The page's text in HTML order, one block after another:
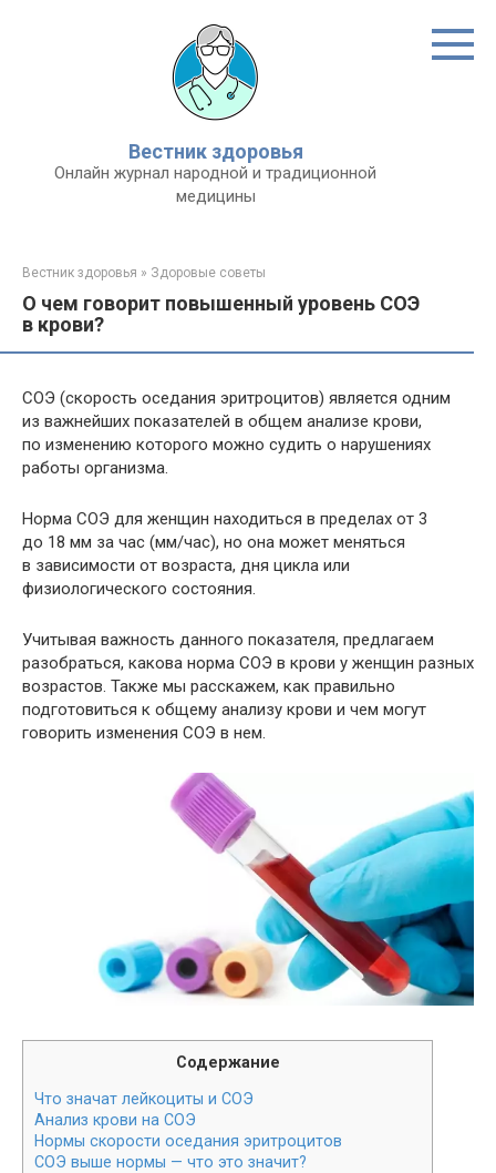
Вестник здоровья
Онлайн журнал народной и традиционной
медицины
Вестник здоровья » Здоровые советы
О чем говорит повышенный уровень СОЭ
в крови?
СОЭ (скорость оседания эритроцитов) является одним
из важнейших показателей в общем анализе крови,
по изменению которого можно судить о нарушениях
работы организма.
Норма СОЭ для женщин находиться в пределах от 3
до 18 мм за час (мм/час), но она может меняться
в зависимости от возраста, дня цикла или
физиологического состояния.
Учитывая важность данного показателя, предлагаем
разобраться, какова норма СОЭ в крови у женщин разных
возрастов. Также мы расскажем, как правильно
подготовиться к общему анализу крови и чем могут
говорить изменения СОЭ в нем.
Содержание
Что значат лейкоциты и СОЭ
Анализ крови на СОЭ
Нормы скорости оседания эритроцитов
СОЭ выше нормы — что это значит?